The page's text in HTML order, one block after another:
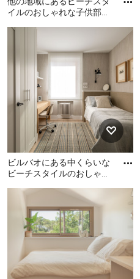
イルのおしゃれな子供部屋
垢フローリング、児童向け
他の地域にあるビーチスタ
イルのおしゃれな子供部屋
(マルチカラーの壁、淡色無
垢フローリング、児童向
け、二段ベッド) の写真
ビルバオにある中くらいな
ビーチスタイルのおしゃれ
壁、ラミネートの床、ティ
ビルバオにある中くらいな
ビーチスタイルのおしゃれ
な子供部屋 (ベージュの壁、
ラミネートの床、ティーン
向け、ベージュの床、壁紙)
の写真